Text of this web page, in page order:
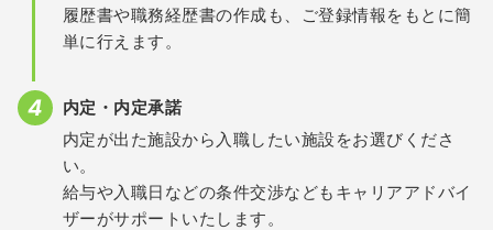
履歴書や職務経歴書の作成も、ご登録情報をもとに簡
単に行えます。
内定・内定承諾
内定が出た施設から入職したい施設をお選びくださ
い。
給与や入職日などの条件交渉などもキャリアアドバイ
ザーがサポートいたします。